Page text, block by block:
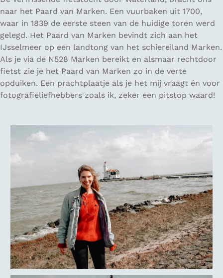
naar het Paard van Marken. Een vuurbaken uit 1700,
waar in 1839 de eerste steen van de huidige toren werd
gelegd. Het Paard van Marken bevindt zich aan het
IJsselmeer op een landtong van het schiereiland Marken.
Als je via de N528 Marken bereikt en alsmaar rechtdoor
fietst zie je het Paard van Marken zo in de verte
opduiken. Een prachtplaatje als je het mij vraagt én voor
fotografieliefhebbers zoals ik, zeker een pitstop waard!